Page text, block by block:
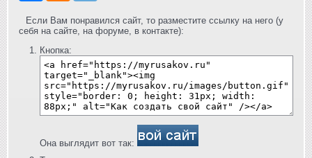
Если Вам понравился сайт, то разместите ссылку на него (у
себя на сайте, на форуме, в контакте):
Кнопка:
Она выглядит вот так: